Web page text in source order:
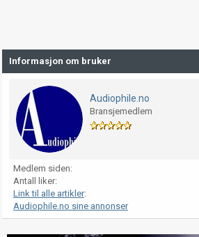
Informasjon om bruker
Audiophile.no
Bransjemedlem
Medlem siden
Antall liker
Link til alle artikler
Audiophile.no sine annonser